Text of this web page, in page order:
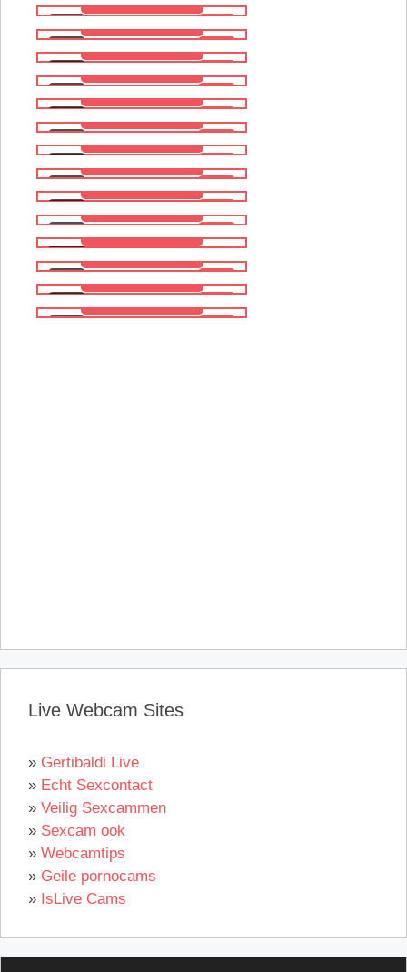
Live Webcam Sites
» Gertibaldi Live
» Echt Sexcontact
» Veilig Sexcammen
» Sexcam ook
» Webcamtips
» Geile pornocams
» IsLive Cams